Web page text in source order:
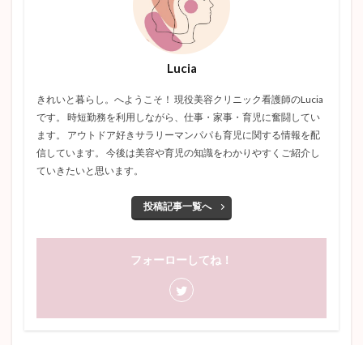
Lucia
きれいと暮らし。へようこそ！ 現役美容クリニック看護師のLucia
です。 時短勤務を利用しながら、仕事・家事・育児に奮闘してい
ます。 アウトドア好きサラリーマンパパも育児に関する情報を配
信しています。 今後は美容や育児の知識をわかりやすくご紹介し
ていきたいと思います。
投稿記事一覧へ
フォーローしてね！